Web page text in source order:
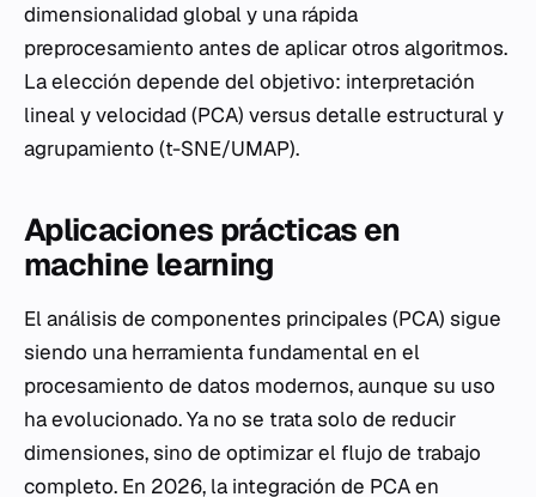
dimensionalidad global y una rápida
preprocesamiento antes de aplicar otros algoritmos.
La elección depende del objetivo: interpretación
lineal y velocidad (PCA) versus detalle estructural y
agrupamiento (t-SNE/UMAP).
Aplicaciones prácticas en
machine learning
El análisis de componentes principales (PCA) sigue
siendo una herramienta fundamental en el
procesamiento de datos modernos, aunque su uso
ha evolucionado. Ya no se trata solo de reducir
dimensiones, sino de optimizar el flujo de trabajo
completo. En 2026, la integración de PCA en